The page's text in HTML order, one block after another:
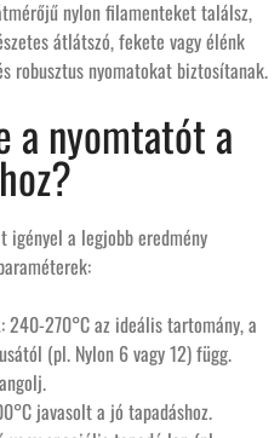
nylon filamenteket találsz,
átlátszó, fekete vagy élénk
robusztus nyomatokat biztosítanak.
a nyomtatót a
igényel a legjobb eredmény
: 240-270°C az ideális tartomány, a
(pl. Nylon 6 vagy 12) függ.
javasolt a jó tapadáshoz.